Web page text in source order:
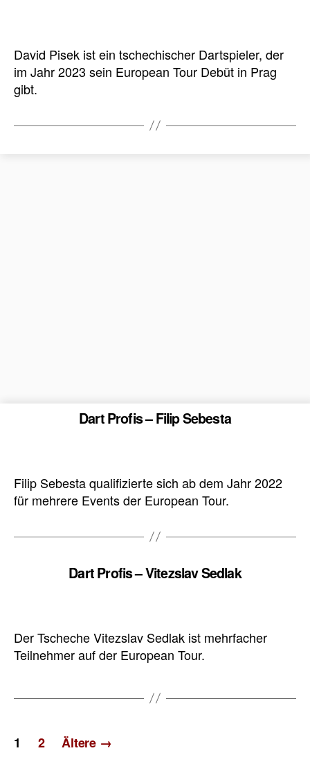
David Pisek ist ein tschechischer Dartspieler, der
im Jahr 2023 sein European Tour Debüt in Prag
gibt.
Dart Profis – Filip Sebesta
Filip Sebesta qualifizierte sich ab dem Jahr 2022
für mehrere Events der European Tour.
Dart Profis – Vitezslav Sedlak
Der Tscheche Vitezslav Sedlak ist mehrfacher
Teilnehmer auf der European Tour.
Seitennummerierung
1 2 Ältere →